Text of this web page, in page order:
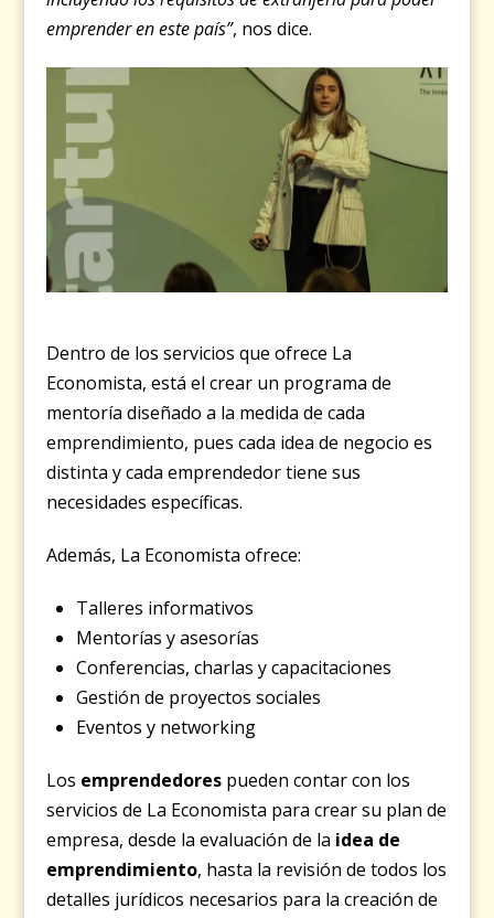
emprender en este país”, nos dice.
Dentro de los servicios que ofrece La
Economista, está el crear un programa de
mentoría diseñado a la medida de cada
emprendimiento, pues cada idea de negocio es
distinta y cada emprendedor tiene sus
necesidades específicas.
Además, La Economista ofrece:
Talleres informativos
Mentorías y asesorías
Conferencias, charlas y capacitaciones
Gestión de proyectos sociales
Eventos y networking
Los emprendedores pueden contar con los
servicios de La Economista para crear su plan de
empresa, desde la evaluación de la idea de
emprendimiento, hasta la revisión de todos los
detalles jurídicos necesarios para la creación de